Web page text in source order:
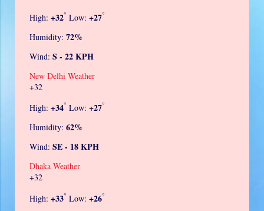
High: +32° Low: +27°
Humidity: 72%
Wind: S - 22 KPH
New Delhi Weather
+32
High: +34° Low: +27°
Humidity: 62%
Wind: SE - 18 KPH
Dhaka Weather
+32
High: +33° Low: +26°